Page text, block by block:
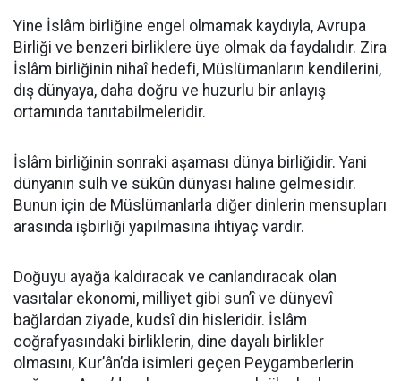
Yine İslâm birliğine engel olmamak kaydıyla, Avrupa
Birliği ve benzeri birliklere üye olmak da faydalıdır. Zira
İslâm birliğinin nihaî hedefi, Müslümanların kendilerini,
dış dünyaya, daha doğru ve huzurlu bir anlayış
ortamında tanıtabilmeleridir.
İslâm birliğinin sonraki aşaması dünya birliğidir. Yani
dünyanın sulh ve sükûn dünyası haline gelmesidir.
Bunun için de Müslümanlarla diğer dinlerin mensupları
arasında işbirliği yapılmasına ihtiyaç vardır.
Doğuyu ayağa kaldıracak ve canlandıracak olan
vasıtalar ekonomi, milliyet gibi sun’î ve dünyevî
bağlardan ziyade, kudsî din hisleridir. İslâm
coğrafyasındaki birliklerin, dine dayalı birlikler
olmasını, Kur’ân’da isimleri geçen Peygamberlerin